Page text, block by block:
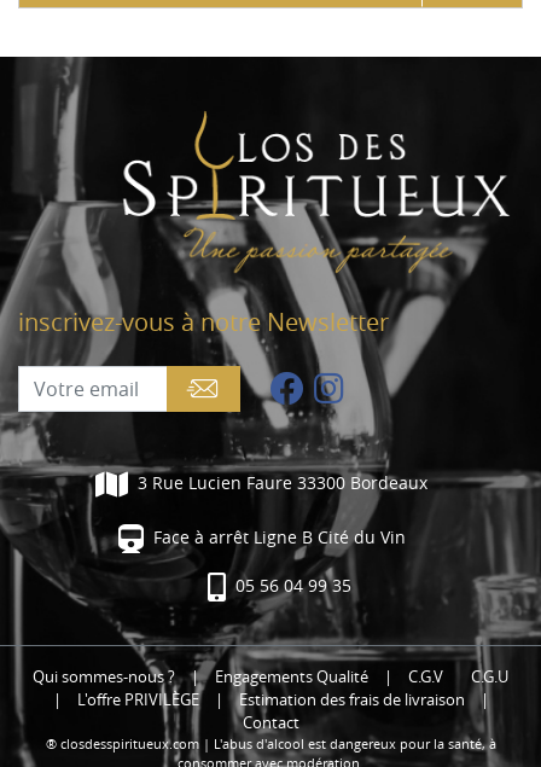
inscrivez-vous à notre Newsletter
3 Rue Lucien Faure 33300 Bordeaux
Face à arrêt Ligne B Cité du Vin
05 56 04 99 35
Qui sommes-nous ? | Engagements Qualité | C.G.V
C.G.U
|
L'offre PRIVILÈGE | Estimation des frais de livraison
|
Contact
® closdesspiritueux.com | L'abus d'alcool est dangereux pour la santé, à
consommer avec modération.